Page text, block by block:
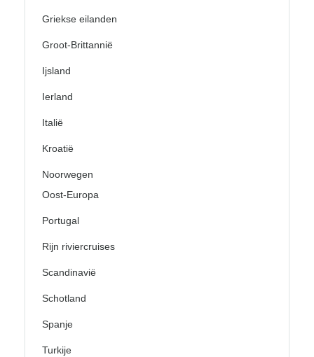
Griekse eilanden
Groot-Brittannië
Ijsland
Ierland
Italië
Kroatië
Noorwegen
Oost-Europa
Portugal
Rijn riviercruises
Scandinavië
Schotland
Spanje
Turkije